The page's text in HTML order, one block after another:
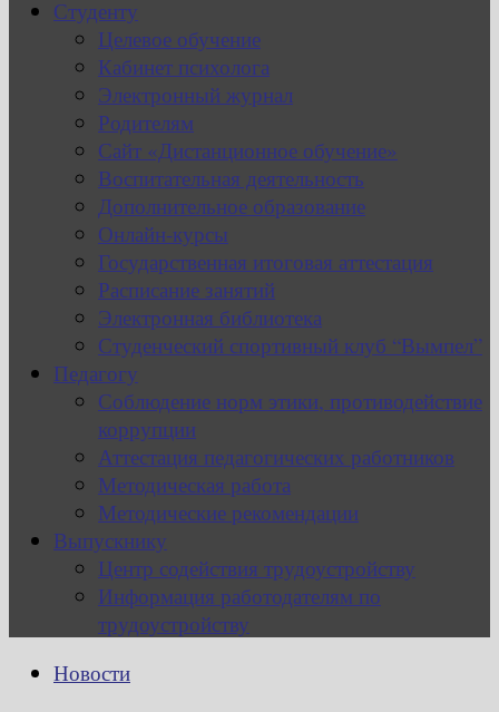
Студенту
Целевое обучение
Кабинет психолога
Электронный журнал
Родителям
Сайт «Дистанционное обучение»
Воспитательная деятельность
Дополнительное образование
Онлайн-курсы
Государственная итоговая аттестация
Расписание занятий
Электронная библиотека
Студенческий спортивный клуб “Вымпел”
Педагогу
Соблюдение норм этики, противодействие
коррупции
Аттестация педагогических работников
Методическая работа
Методические рекомендации
Выпускнику
Центр содействия трудоустройству
Информация работодателям по
трудоустройству
Новости